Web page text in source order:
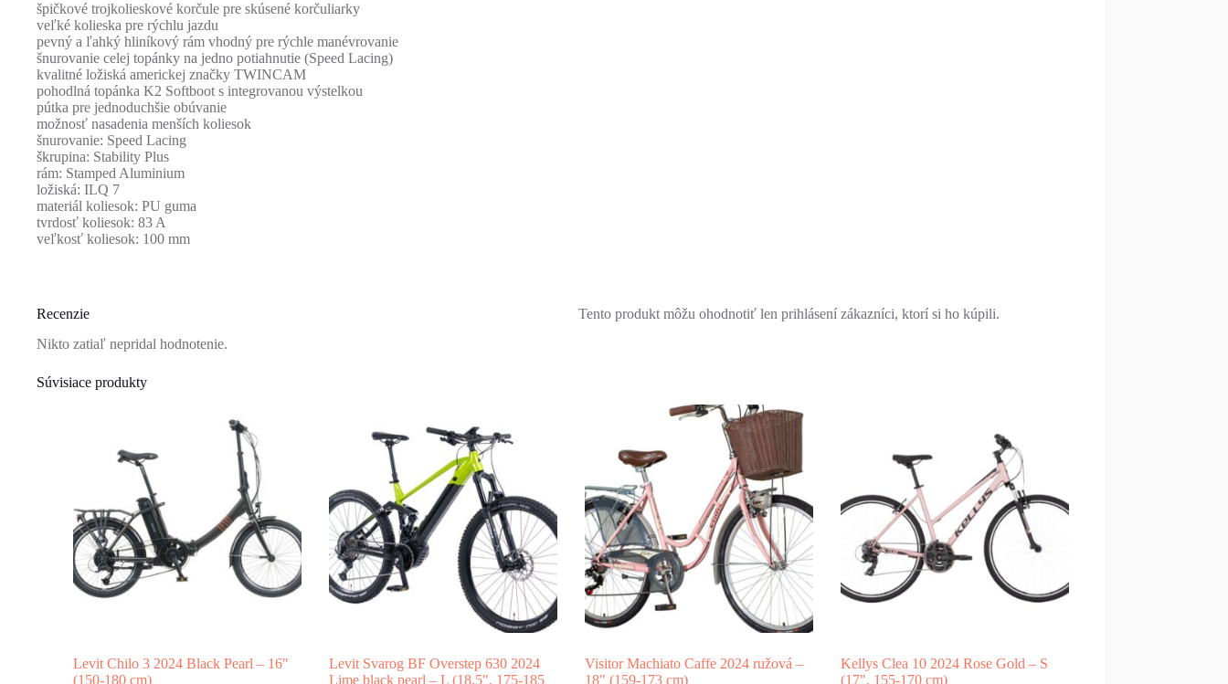
špičkové trojkolieskové korčule pre skúsené korčuliarky
veľké kolieska pre rýchlu jazdu
pevný a ľahký hliníkový rám vhodný pre rýchle manévrovanie
šnurovanie celej topánky na jedno potiahnutie (Speed Lacing)
kvalitné ložiská americkej značky TWINCAM
pohodlná topánka K2 Softboot s integrovanou výstelkou
pútka pre jednoduchšie obúvanie
možnosť nasadenia menších koliesok
šnurovanie: Speed Lacing
škrupina: Stability Plus
rám: Stamped Aluminium
ložiská: ILQ 7
materiál koliesok: PU guma
tvrdosť koliesok: 83 A
veľkosť koliesok: 100 mm
Recenzie
Nikto zatiaľ nepridal hodnotenie.
Tento produkt môžu ohodnotiť len prihlásení zákazníci, ktorí si ho kúpili.
Súvisiace produkty
Levit Chilo 3 2024 Black Pearl – 16"
(150-180 cm)
Levit Svarog BF Overstep 630 2024
Lime black pearl – L (18,5", 175-185
Visitor Machiato Caffe 2024 ružová –
18" (159-173 cm)
Kellys Clea 10 2024 Rose Gold – S
(17", 155-170 cm)